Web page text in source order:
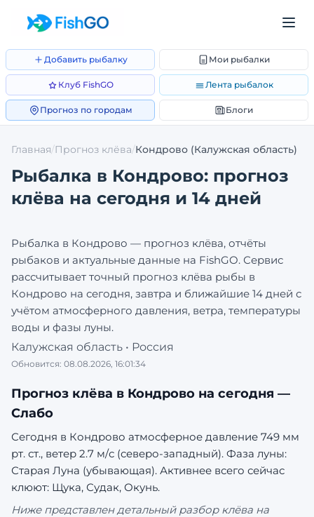
Добавить рыбалку Мои рыбалки
Клуб FishGO Лента рыбалок
Прогноз по городам Блоги
Главная/Прогноз клёва/Кондрово (Калужская область)
Рыбалка в Кондрово: прогноз
клёва на сегодня и 14 дней
Рыбалка в Кондрово — прогноз клёва, отчёты
рыбаков и актуальные данные на FishGO. Сервис
рассчитывает точный прогноз клёва рыбы в
Кондрово на сегодня, завтра и ближайшие 14 дней с
учётом атмосферного давления, ветра, температуры
воды и фазы луны.
Калужская область • Россия
Обновится: 08.08.2026, 16:01:34
Прогноз клёва в Кондрово на сегодня —
Слабо
Сегодня в Кондрово атмосферное давление 749 мм
рт. ст., ветер 2.7 м/с (северо-западный). Фаза луны:
Старая Луна (убывающая). Активнее всего сейчас
клюют: Щука, Судак, Окунь.
Ниже представлен детальный разбор клёва на